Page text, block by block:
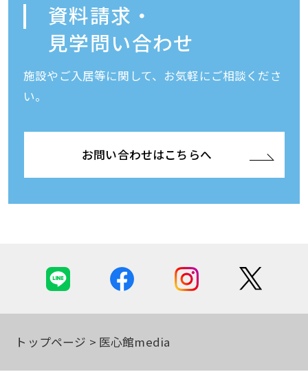
資料請求・
見学問い合わせ
施設やご入居等に関して、お気軽にご相談くださ
い。
お問い合わせはこちらへ
トップページ 医心館media